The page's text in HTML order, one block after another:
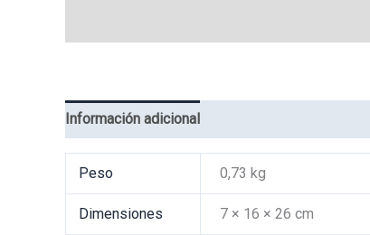
Información adicional
Peso 0,73 kg
Dimensiones 7 × 16 × 26 cm